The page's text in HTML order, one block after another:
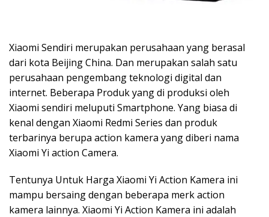
Xiaomi Sendiri merupakan perusahaan yang berasal
dari kota Beijing China. Dan merupakan salah satu
perusahaan pengembang teknologi digital dan
internet. Beberapa Produk yang di produksi oleh
Xiaomi sendiri meluputi Smartphone. Yang biasa di
kenal dengan Xiaomi Redmi Series dan produk
terbarinya berupa action kamera yang diberi nama
Xiaomi Yi action Camera.
Tentunya Untuk Harga Xiaomi Yi Action Kamera ini
mampu bersaing dengan beberapa merk action
kamera lainnya. Xiaomi Yi Action Kamera ini adalah